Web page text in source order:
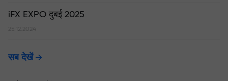
iFX EXPO दुबई 2025
25.12.2024
सब देखें